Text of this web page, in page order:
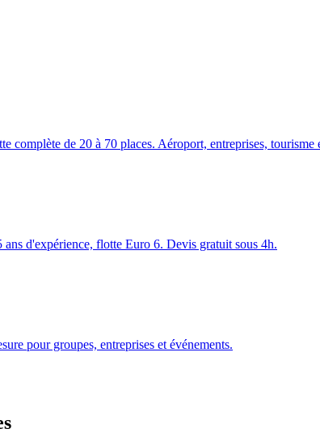
de 20 à 70 places. Aéroport, entreprises, tourisme
d'expérience, flotte Euro 6. Devis gratuit sous 4h.
pour groupes, entreprises et événements.